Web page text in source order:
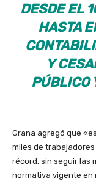
DESDE EL
HASTA
Y
PÚBLICO
Grana agregó que
miles de
récord, sin seguir las
normativa vigente en